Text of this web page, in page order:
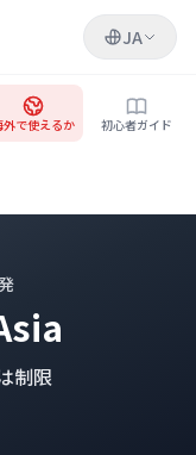
JA
外で使えるか 初心者ガイド
制限